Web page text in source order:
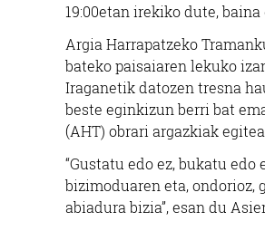
19:00etan irekiko dute,
Argia Harrapatzeko
bateko paisaiaren lekuko
Iraganetik datozen tresna
beste eginkizun berri bat
(AHT) obrari argazkiak
“Gustatu edo ez, bukatu
bizimoduaren eta, ondorioz,
abiadura bizia”, esan du